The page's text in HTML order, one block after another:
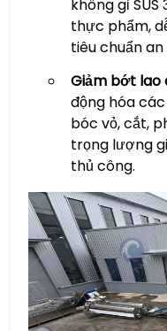
không gỉ
thực phẩm,
tiêu chuẩn
Giảm bớt lao
động hóa
bóc vỏ, cắt,
trọng lượng
thủ công.